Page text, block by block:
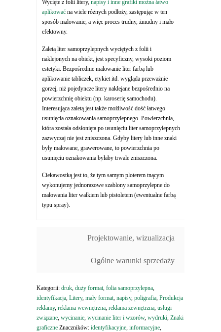
Wycięte z folii litery, napisy i inne grafiki można łatwo
aplikować na wiele różnych podłoży, zastępując w ten
sposób malowanie, a więc proces trudny, żmudny i mało
efektowny.
Zaletą liter samoprzylepnych wyciętych z folii i
naklejonych na obiekt, jest specyficzny, wysoki poziom
estetyki. Bezpośrednie malowanie liter farbą lub
aplikowanie tabliczek, etykiet itd. wygląda przeważnie
gorzej, niż pojedyncze litery naklejane bezpośrednio na
powierzchnię obiektu (np. karoserię samochodu).
Interesująca zaletą jest także możliwość dość łatwego
usunięcia oznakowania samoprzylepnego. Powierzchnia,
która została odsłonięta po usunięciu liter samoprzylepnych
zazwyczaj nie jest zniszczona. Gdyby litery lub inne znaki
były malowane, grawerowane, to powierzchnia po
usunięciu oznakowania byłaby trwale zniszczona.
Ciekawostką jest to, że tym samym ploterem tnącym
wykonujemy jednorazowe szablony samoprzylepne do
malowania liter wałkiem lub pistoletem (ewentualne farbą
typu spray).
Projektowanie, wizualizacja
Ogólne warunki sprzedaży
Kategorii: druk, duży format, folia samoprzylepna,
identyfikacja, Litery, mały format, napisy, poligrafia, Produkcja
reklamy, reklama wewnętrzna, reklama zewnętrzna, usługi
związane, wycinanie, wycinanie liter i wzorów, wydruki, Znaki
graficzne Znaczników: identyfikacyjne, informacyjne,